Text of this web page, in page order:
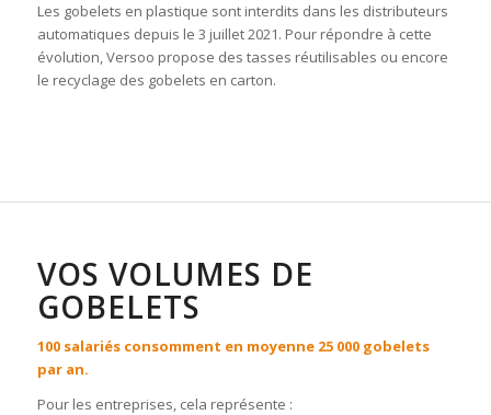
Les gobelets en plastique sont interdits dans les distributeurs
automatiques depuis le 3 juillet 2021. Pour répondre à cette
évolution, Versoo propose des tasses réutilisables ou encore
le recyclage des gobelets en carton.
VOS VOLUMES DE
GOBELETS
100 salariés consomment en moyenne 25 000 gobelets
par an.
Pour les entreprises, cela représente :